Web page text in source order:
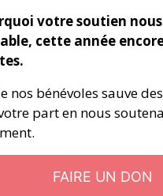
votre soutien
cette année
nos bénévoles sauve
part en nous
FAIRE UN DON